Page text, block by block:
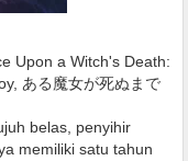
Upon a Witch's Death:
ある魔女が死ぬまで
belas, penyihir
memiliki satu tahun